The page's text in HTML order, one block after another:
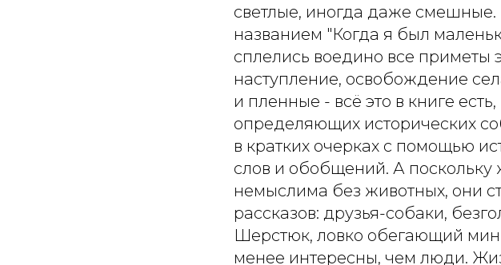
светлые, иногда даже
названием "Когда я был
сплелись воедино все приметы
наступление, освобождение
и пленные - всё это в книге
определяющих исторических
в кратких очерках с помощью
слов и обобщений. А поскольку
немыслима без животных, они
рассказов: друзья-собаки,
Шерстюк, ловко обегающий
менее интересны, чем люди.